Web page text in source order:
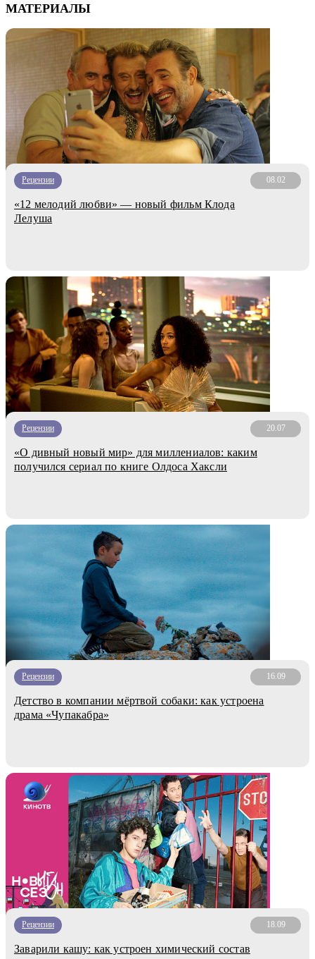
МАТЕРИАЛЫ
Рецензии 08.02
«12 мелодий любви» — новый фильм Клода
Лелуша
Рецензии 20.07
«О дивный новый мир» для миллениалов: каким
получился сериал по книге Олдоса Хаксли
Рецензии 16.09
Детство в компании мёртвой собаки: как устроена
драма «Чупакабра»
Рецензии 18.09
Заварили кашу: как устроен химический состав